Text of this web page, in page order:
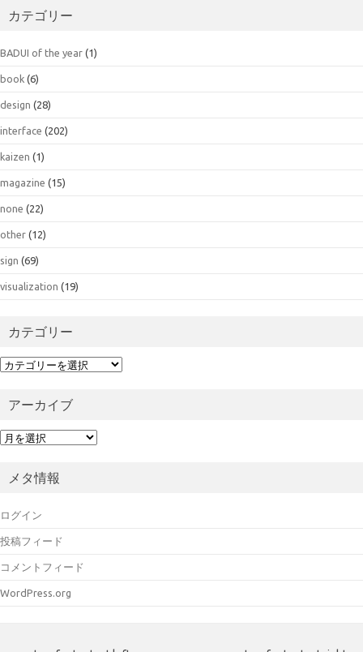
カテゴリー
BADUI of the year (1)
book (6)
design (28)
interface (202)
kaizen (1)
magazine (15)
none (22)
other (12)
sign (69)
visualization (19)
カテゴリー
カ
アーカイブ
ア
イメタ情報
ログイン
投稿フィード
コメントフィード
WordPress.org